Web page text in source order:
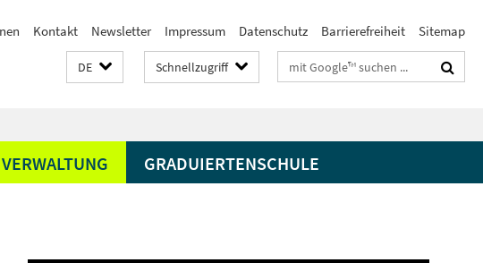
Kontakt Newsletter Impressum Datenschutz Barrierefreiheit Sitemap
DE Schnellzugriff Suchbegriffe
VERWALTUNG GRADUIERTENSCHULE